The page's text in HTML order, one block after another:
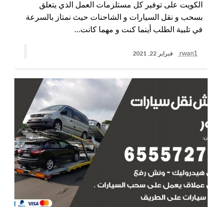
الكويت على توفير كل مستلزمات العمل الذي يتعلق
بسحب و نقل السيارات و الشاحنات حيث نمتاز بالسرعة
في تلبية الطلب أينما كنت و مهما كانت…
rwan1 فبراير 22, 2021